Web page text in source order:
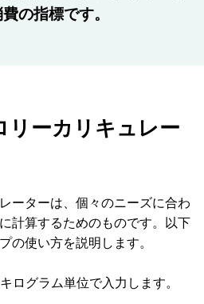
の指標です。
リーカリキュレー
ーターは、個々のニーズに合わ
計算するためのものです。以下
の使い方を説明します。
ログラム単位で入力します。